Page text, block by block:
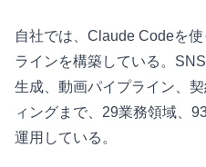
自社では、Claude Codeを
ラインを構築している。
生成、動画パイプライン、
ィングまで、29業務領域、
運用している。